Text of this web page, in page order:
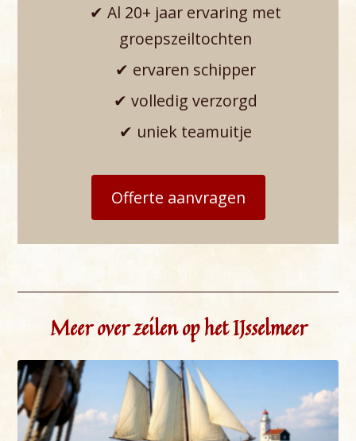
✔ Al 20+ jaar ervaring met
groepszeiltochten
✔ ervaren schipper
✔ volledig verzorgd
✔ uniek teamuitje
Offerte aanvragen
Meer over zeilen op het IJsselmeer